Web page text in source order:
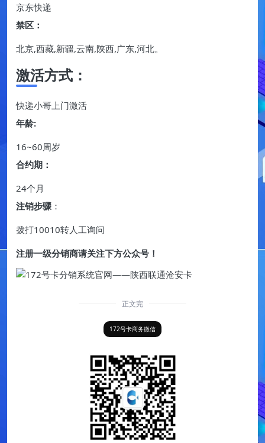
京东快递
禁区：
北京,西藏,新疆,云南,陕西,广东,河北。
激活方式：
快递小哥上门激活
年龄:
16~60周岁
合约期：
24个月
注销步骤 ：
拨打10010转人工询问
注册一级分销商请关注下方公众号！
正文完
172号卡商务微信